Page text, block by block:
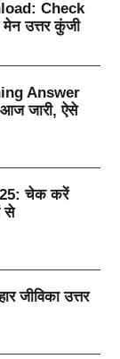
Check
उत्तर कुंजी
Answer
जारी, ऐसे
चेक करें
से
जीविका उत्तर